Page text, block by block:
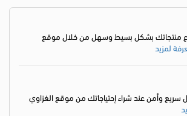
منتجاتك بشكل بسيط وسهل من خلال موقع
لمزيد
سريع وأمن عند شراء إحتياجاتك من موقع الغزاوي